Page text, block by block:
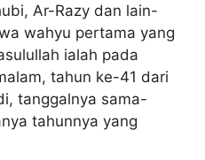
Ar-Razy dan lain-
wahyu pertama yang
ialah pada
tahun ke-41 dari
tanggalnya sama-
tahunnya yang